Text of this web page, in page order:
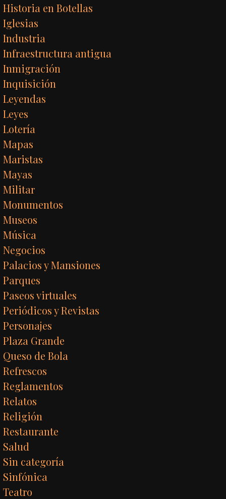
Historia en Botellas
Iglesias
Industria
Infraestructura antigua
Inmigración
Inquisición
Leyendas
Leyes
Lotería
Mapas
Maristas
Mayas
Militar
Monumentos
Museos
Música
Negocios
Palacios y Mansiones
Parques
Paseos virtuales
Periódicos y Revistas
Personajes
Plaza Grande
Queso de Bola
Refrescos
Reglamentos
Relatos
Religión
Restaurante
Salud
Sin categoría
Sinfónica
Teatro